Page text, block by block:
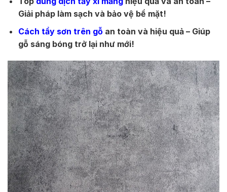
Giải pháp làm sạch và bảo vệ bề mặt!
Cách tẩy sơn trên gỗan toàn và hiệu quả – Giúp
gỗ sáng bóng trở lại như mới!